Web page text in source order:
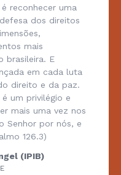
reconhecer uma
dos direitos
mais
brasileira. E
em cada luta
direito e da paz.
um privilégio e
mais uma vez nos
Senhor por nós, e
126.3)
(IPIB)